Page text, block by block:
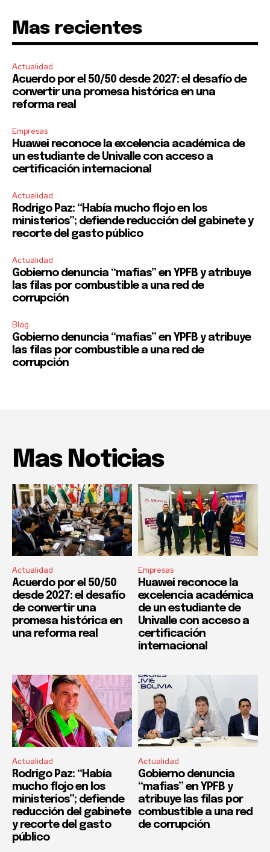
Mas recientes
Actualidad
Acuerdo por el 50/50 desde 2027: el desafío de
convertir una promesa histórica en una
reforma real
Empresas
Huawei reconoce la excelencia académica de
un estudiante de Univalle con acceso a
certificación internacional
Actualidad
Rodrigo Paz: “Había mucho flojo en los
ministerios”; defiende reducción del gabinete y
recorte del gasto público
Actualidad
Gobierno denuncia “mafias” en YPFB y atribuye
las filas por combustible a una red de
corrupción
Blog
Gobierno denuncia “mafias” en YPFB y atribuye
las filas por combustible a una red de
corrupción
Mas Noticias
Actualidad
Acuerdo por el 50/50
desde 2027: el desafío
de convertir una
promesa histórica en
una reforma real
Empresas
Huawei reconoce la
excelencia académica
de un estudiante de
Univalle con acceso a
certificación
internacional
Actualidad
Rodrigo Paz: “Había
mucho flojo en los
ministerios”; defiende
reducción del gabinete
y recorte del gasto
público
Actualidad
Gobierno denuncia
“mafias” en YPFB y
atribuye las filas por
combustible a una red
de corrupción